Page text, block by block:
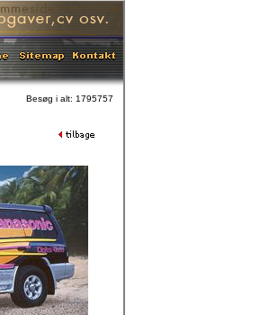
Besøg i alt: 1795757